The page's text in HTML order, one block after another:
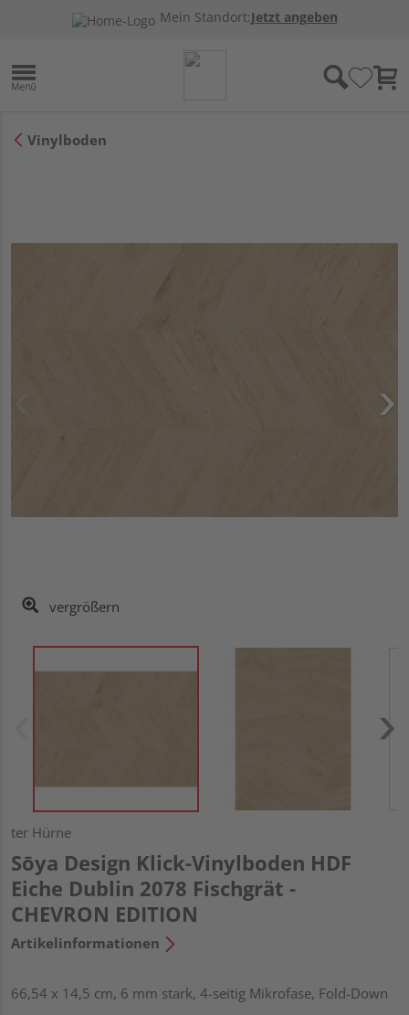
Mein Standort:Jetzt angeben
Vinylboden
vergrößern
ter Hürne
Sōya Design Klick-Vinylboden HDF
Eiche Dublin 2078 Fischgrät -
CHEVRON EDITION
Artikelinformationen
66,54 x 14,5 cm, 6 mm stark, 4-seitig Mikrofase, Fold-Down